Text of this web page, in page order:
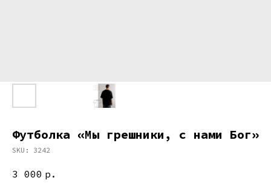
Футболка «Мы грешники, с нами Бог»
SKU: 3242
3 000 р.